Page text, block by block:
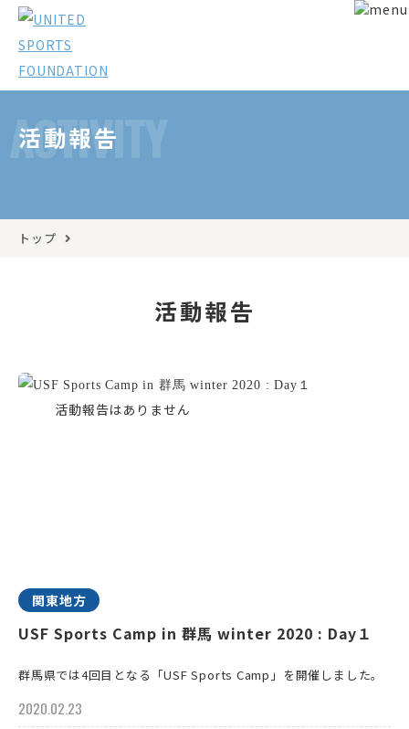
ACTIVITY
活動報告
トップ
活動報告
関東地方
USF Sports Camp in 群馬 winter 2020 : Day１
群馬県では4回目となる「USF Sports Camp」を開催しました。
2020.02.23